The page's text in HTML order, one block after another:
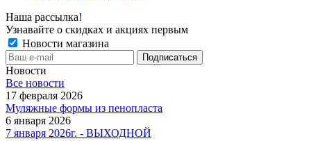
Наша рассылка!
Узнавайте о скидках и акциях первым
Новости магазина
Новости
Все новости
17 февраля 2026
Муляжные формы из пенопласта
6 января 2026
7 января 2026г. - ВЫХОДНОЙ